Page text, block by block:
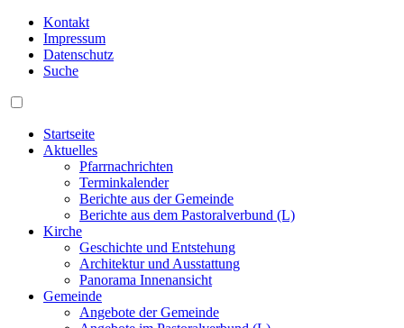
Kontakt
Impressum
Datenschutz
Suche
Startseite
Aktuelles
Pfarrnachrichten
Terminkalender
Berichte aus der Gemeinde
Berichte aus dem Pastoralverbund (L)
Kirche
Geschichte und Entstehung
Architektur und Ausstattung
Panorama Innenansicht
Gemeinde
Angebote der Gemeinde